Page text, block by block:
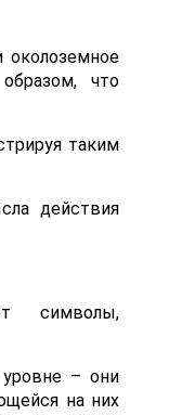
что
таким
действия
символы,
– они
на них